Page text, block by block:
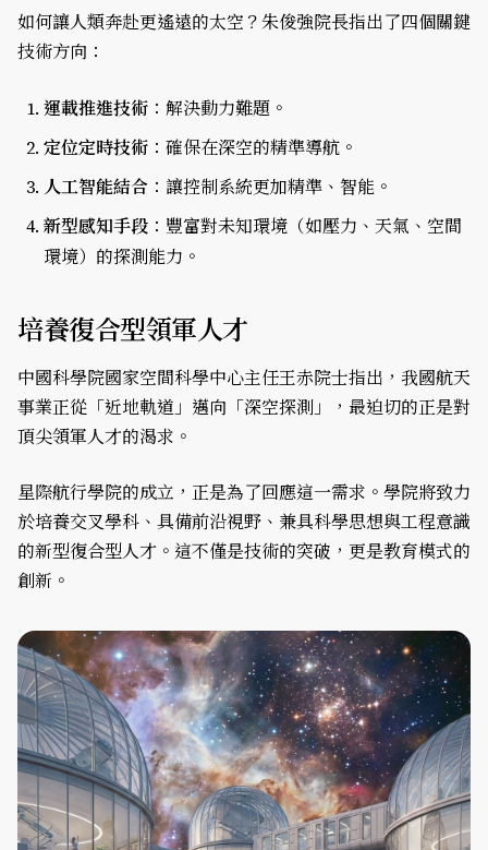
如何讓人類奔赴更遙遠的太空？朱俊強院長指出了四個關鍵
技術方向：
運載推進技術 ：解決動力難題。
定位定時技術 ：確保在深空的精準導航。
人工智能結合 ：讓控制系統更加精準、智能。
新型感知手段 ：豐富對未知環境（如壓力、天氣、空間
環境）的探測能力。
培養復合型領軍人才
中國科學院國家空間科學中心主任王赤院士指出，我國航天
事業正從「近地軌道」邁向「深空探測」，最迫切的正是對
頂尖領軍人才的渴求。
星際航行學院的成立，正是為了回應這一需求。學院將致力
於培養交叉學科、具備前沿視野、兼具科學思想與工程意識
的新型復合型人才。這不僅是技術的突破，更是教育模式的
創新。